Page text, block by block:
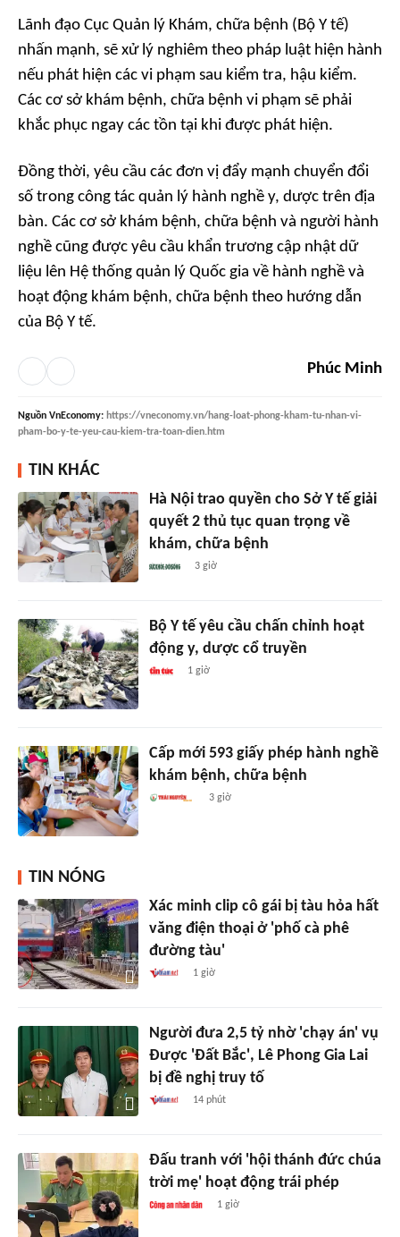
Lãnh đạo Cục Quản lý Khám, chữa bệnh (Bộ Y tế)
nhấn mạnh, sẽ xử lý nghiêm theo pháp luật hiện hành
nếu phát hiện các vi phạm sau kiểm tra, hậu kiểm.
Các cơ sở khám bệnh, chữa bệnh vi phạm sẽ phải
khắc phục ngay các tồn tại khi được phát hiện.
Đồng thời, yêu cầu các đơn vị đẩy mạnh chuyển đổi
số trong công tác quản lý hành nghề y, dược trên địa
bàn. Các cơ sở khám bệnh, chữa bệnh và người hành
nghề cũng được yêu cầu khẩn trương cập nhật dữ
liệu lên Hệ thống quản lý Quốc gia về hành nghề và
hoạt động khám bệnh, chữa bệnh theo hướng dẫn
của Bộ Y tế.
Phúc Minh
Nguồn VnEconomy: https://vneconomy.vn/hang-loat-phong-kham-tu-nhan-vi-
pham-bo-y-te-yeu-cau-kiem-tra-toan-dien.htm
TIN KHÁC
Hà Nội trao quyền cho Sở Y tế giải
quyết 2 thủ tục quan trọng về
khám, chữa bệnh
3 giờ
Bộ Y tế yêu cầu chấn chỉnh hoạt
động y, dược cổ truyền
1 giờ
Cấp mới 593 giấy phép hành nghề
khám bệnh, chữa bệnh
3 giờ
TIN NÓNG
Xác minh clip cô gái bị tàu hỏa hất
văng điện thoại ở 'phố cà phê
đường tàu'
1 giờ
Người đưa 2,5 tỷ nhờ 'chạy án' vụ
Được 'Đất Bắc', Lê Phong Gia Lai
bị đề nghị truy tố
14 phút
Đấu tranh với 'hội thánh đức chúa
trời mẹ' hoạt động trái phép
1 giờ